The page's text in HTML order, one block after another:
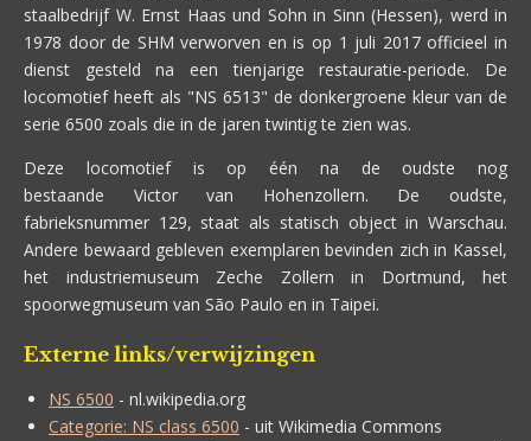
staalbedrijf W. Ernst Haas und Sohn in Sinn (Hessen), werd in
1978 door de SHM verworven en is op 1 juli 2017 officieel in
dienst gesteld na een tienjarige restauratie-periode. De
locomotief heeft als "NS 6513" de donkergroene kleur van de
serie 6500 zoals die in de jaren twintig te zien was.
Deze locomotief is op één na de oudste nog
bestaande Victor van Hohenzollern. De oudste,
fabrieksnummer 129, staat als statisch object in Warschau.
Andere bewaard gebleven exemplaren bevinden zich in Kassel,
het industriemuseum Zeche Zollern in Dortmund, het
spoorwegmuseum van São Paulo en in Taipei.
Externe links/verwijzingen
NS 6500 - nl.wikipedia.org
Categorie: NS class 6500 - uit Wikimedia Commons